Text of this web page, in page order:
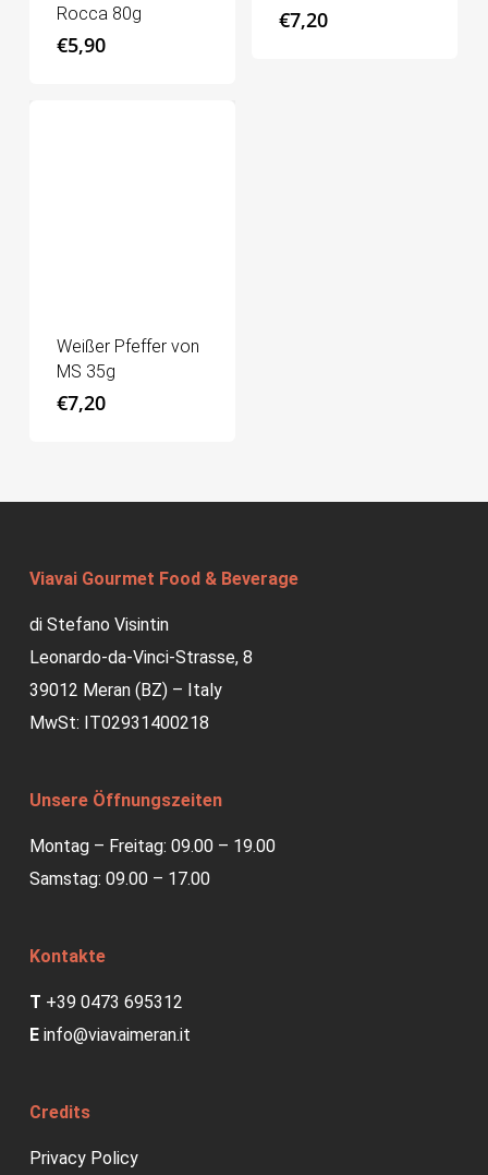
Rocca 80g
€5,90
€7,20
Weißer Pfeffer von
MS 35g
€7,20
Viavai Gourmet Food & Beverage
di Stefano Visintin
Leonardo-da-Vinci-Strasse, 8
39012 Meran (BZ) – Italy
MwSt: IT02931400218
Unsere Öffnungszeiten
Montag – Freitag: 09.00 – 19.00
Samstag: 09.00 – 17.00
Kontakte
T +39 0473 695312
E info@viavaimeran.it
Credits
Privacy Policy